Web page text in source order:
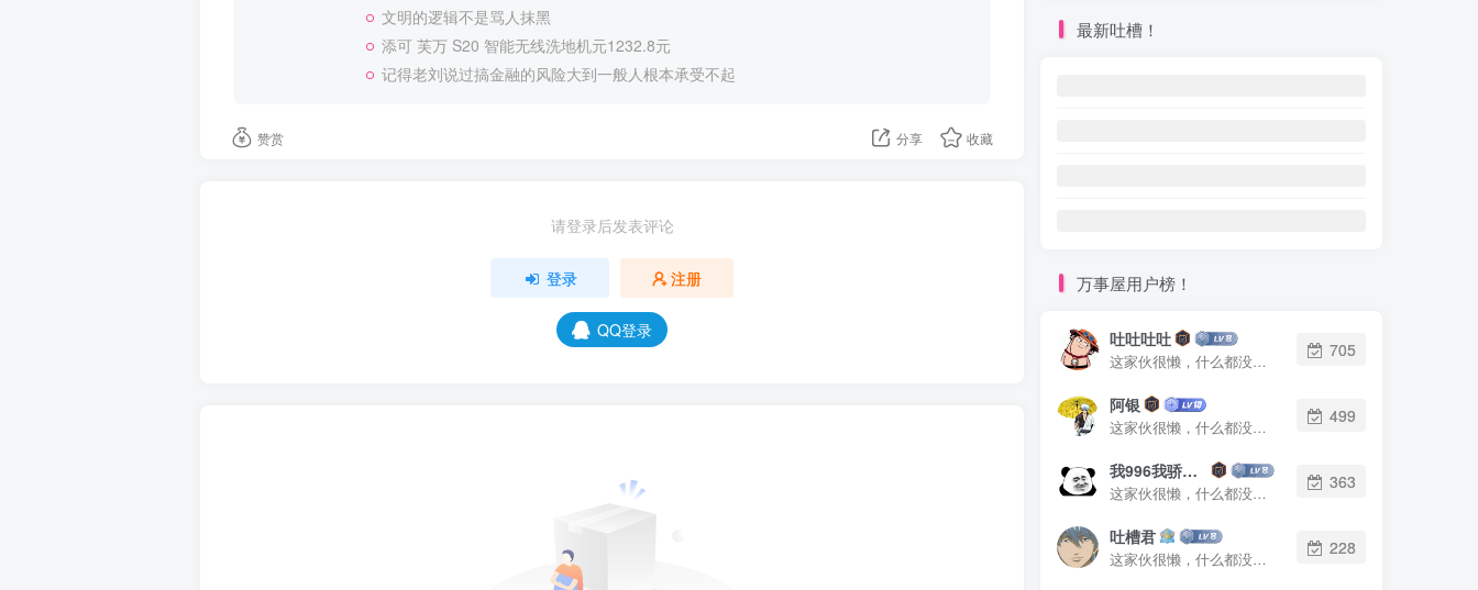
文明的逻辑不是骂人抹黑
添可 芙万 S20 智能无线洗地机元1232.8元
记得老刘说过搞金融的风险大到一般人根本承受不起
赞赏 分享 收藏
请登录后发表评论
登录 注册
QQ登录
最新吐槽！
万事屋用户榜！
吐吐吐吐
这家伙很懒，什么都没有写...
705
阿银
这家伙很懒，什么都没有写...
499
我996我骄傲了么
这家伙很懒，什么都没有写...
363
吐槽君
这家伙很懒，什么都没有写...
228